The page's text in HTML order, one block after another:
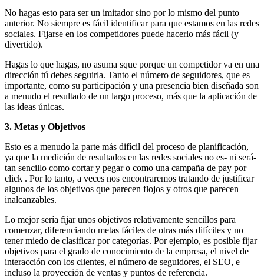
No hagas esto para ser un imitador sino por lo mismo del punto
anterior. No siempre es fácil identificar para que estamos en las redes
sociales. Fijarse en los competidores puede hacerlo más fácil (y
divertido).
Hagas lo que hagas, no asuma sque porque un competidor va en una
dirección tú debes seguirla. Tanto el número de seguidores, que es
importante, como su participación y una presencia bien diseñada son
a menudo el resultado de un largo proceso, más que la aplicación de
las ideas únicas.
3. Metas y Objetivos
Esto es a menudo la parte más difícil del proceso de planificación,
ya que la medición de resultados en las redes sociales no es- ni será-
tan sencillo como cortar y pegar o como una campaña de pay por
click . Por lo tanto, a veces nos encontraremos tratando de justificar
algunos de los objetivos que parecen flojos y otros que parecen
inalcanzables.
Lo mejor sería fijar unos objetivos relativamente sencillos para
comenzar, diferenciando metas fáciles de otras más difíciles y no
tener miedo de clasificar por categorías. Por ejemplo, es posible fijar
objetivos para el grado de conocimiento de la empresa, el nivel de
interacción con los clientes, el número de seguidores, el SEO, e
incluso la proyección de ventas y puntos de referencia.